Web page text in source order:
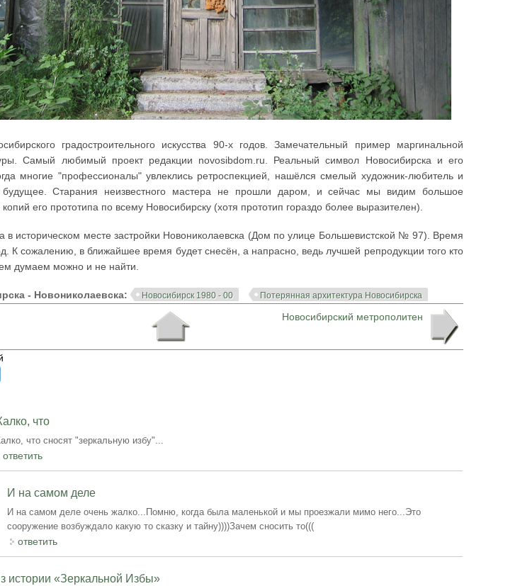
градостроительного искусства 90-х годов. Замечательный пример маргинальной
Самый любимый проект редакции novosibdom.ru. Реальный символ Новосибирска и его
многие "профессионалы" увлеклись ретроспекцией, нашёлся смелый художник-любитель и
Старания неизвестного мастера не прошли даром, и сейчас мы видим большое
его прототипа по всему Новосибирску (хотя прототип гораздо более выразителен).
в историческом месте застройки Новониколаевска (Дом по улице Большевистской № 97). Время
К сожалению, в ближайшее время будет снесён, а напрасно, ведь лучшей репродукции того кто
думаем можно и не найти.
- Новониколаевска: Новосибирск 1980 - 00 Потерянная архитектура Новосибирска
Новосибирский метрополитен
что
что сносят "зеркальную избу"...
ответить
И на самом деле
И на самом деле очень жалко...Помню, когда была маленькой и мы проезжали мимо него...Это
сооружение возбуждало какую то сказку и тайну))))Зачем сносить то(((
ответить
истории «Зеркальной Избы»